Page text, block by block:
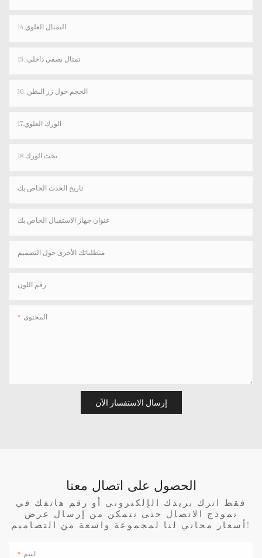
14.التمثال العلوي
15. تمثال نصفي داخلي
16. الحجم حول زر البطن
17.الورك العلوي
18.تحت الورك
تاريخ الحدث الخاص بك
عنوان جهاز الاستقبال الخاص بك
متطلباتك الأخرى حول التصميم
رقم اللون
المحتوى
إرسال الاستفسار الآن
الحصول على اتصال معنا
فقط اترك بريدك الإلكتروني أو رقم هاتفك في
نموذج الاتصال حتى نتمكن من إرسال عرض
أسعار مجاني لنا لمجموعة واسعة من التصاميم!
اسم